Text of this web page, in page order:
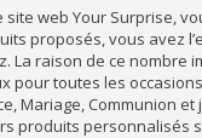
site web Your Surprise,
proposés, vous avez
La raison de ce nombre
pour toutes les
Mariage, Communion
produits personnalisés